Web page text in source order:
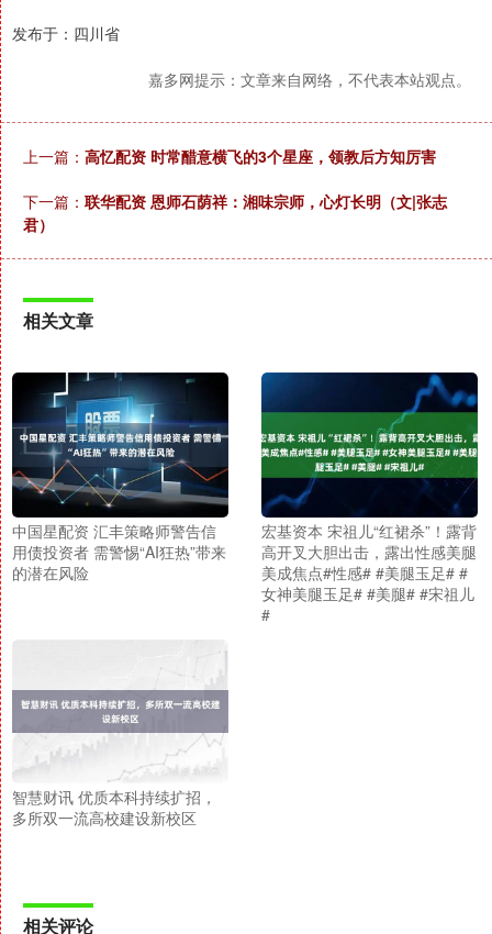
发布于：四川省
嘉多网提示：文章来自网络，不代表本站观点。
上一篇： 高忆配资 时常醋意横飞的3个星座，领教后方知厉害
下一篇： 联华配资 恩师石荫祥：湘味宗师，心灯长明（文|张志
君）
相关文章
中国星配资 汇丰策略师警告信
用债投资者 需警惕“AI狂热”带来
的潜在风险
宏基资本 宋祖儿“红裙杀”！露背
高开叉大胆出击，露出性感美腿
美成焦点#性感# #美腿玉足# #
女神美腿玉足# #美腿# #宋祖儿
#
智慧财讯 优质本科持续扩招，
多所双一流高校建设新校区
相关评论